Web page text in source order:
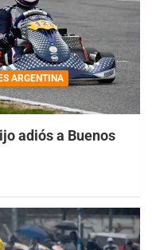
ARGENTINA
adiós a Buenos